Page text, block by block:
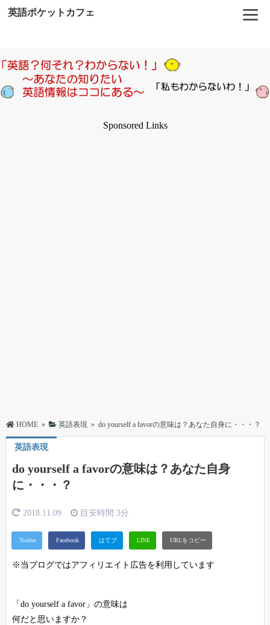
英語ポケットカフェ
Sponsored Links
HOME » 英語表現 » do yourself a favorの意味は？あなた自身に・・・？
英語表現
do yourself a favorの意味は？あなた自身
に・・・？
2018.11.09 目安時間 3分
※当ブログではアフィリエイト広告を利用しています
「do yourself a favor」の意味は
何だと思いますか？